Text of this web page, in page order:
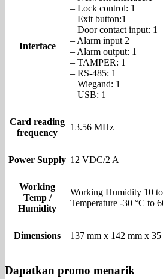
Interface
– Lock control: 1
– Exit button:1
– Door contact input: 1
– Alarm input 2
– Alarm output: 1
– TAMPER: 1
– RS-485: 1
– Wiegand: 1
– USB: 1
Card reading
frequency
13.56 MHz
Power Supply 12 VDC/2 A
Working
Temp /
Humidity
Working Humidity 10
Temperature -30 °C to
Dimensions 137 mm x 142 mm x
Dapatkan promo menarik